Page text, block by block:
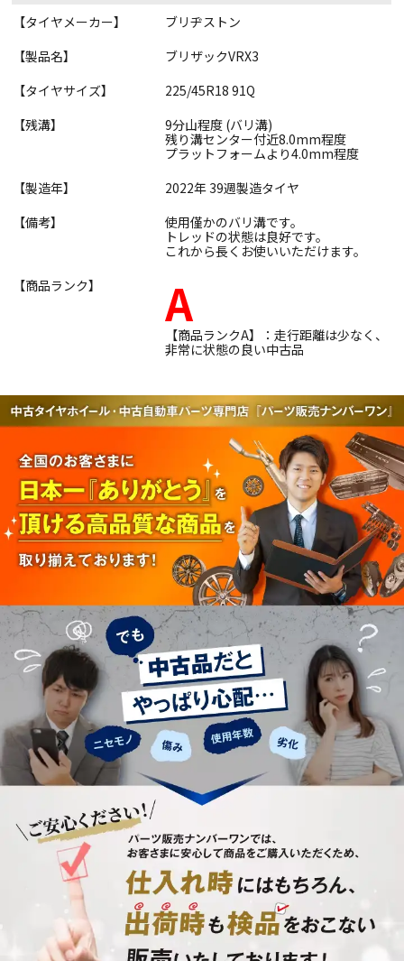
【タイヤメーカー】
ブリヂストン
【製品名】
ブリザックVRX3
【タイヤサイズ】
225/45R18 91Q
【残溝】
9分山程度 (バリ溝)
残り溝センター付近8.0mm程度
プラットフォームより4.0mm程度
【製造年】
2022年 39週製造タイヤ
【備考】
使用僅かのバリ溝です。
トレッドの状態は良好です。
これから長くお使いいただけます。
【商品ランク】
A
【商品ランクA】：走行距離は少なく、
非常に状態の良い中古品